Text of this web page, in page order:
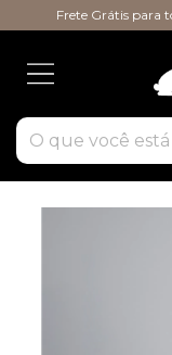
Frete Grátis para